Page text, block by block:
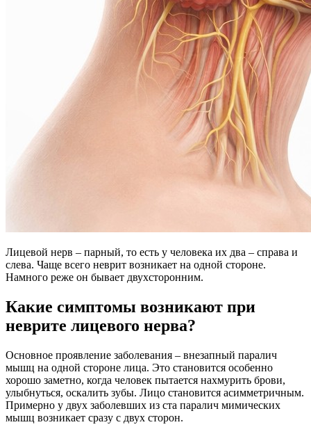
Лицевой нерв – парный, то есть у человека их два – справа и
слева. Чаще всего неврит возникает на одной стороне.
Намного реже он бывает двухсторонним.
Какие симптомы возникают при
неврите лицевого нерва?
Основное проявление заболевания – внезапный паралич
мышц на одной стороне лица. Это становится особенно
хорошо заметно, когда человек пытается нахмурить брови,
улыбнуться, оскалить зубы. Лицо становится асимметричным.
Примерно у двух заболевших из ста паралич мимических
мышц возникает сразу с двух сторон.